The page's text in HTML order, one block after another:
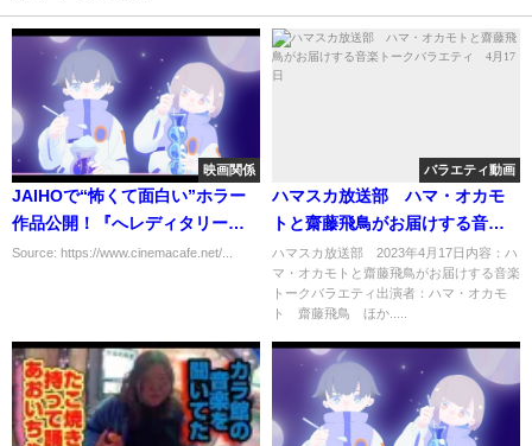
映画関係
JAIHOで“怖くて面白い”ホラー
作品公開！『へレディタリー／
継承』『スクリーム』ほか
Source: https://www.cinemacafe.net/...
バラエティ動画
ハマスカ放送部 ハマ・オカモ
トと齋藤飛鳥がお届けする音楽
トークバラエティ 4月17日
ハマスカ放送部 2023年4月17日内容：ハ
マ・オカモトと齋藤飛鳥がお届けする音楽
トークバラエティ出演者：ハマ・オカモ
ト 齋藤飛鳥 ほか.....